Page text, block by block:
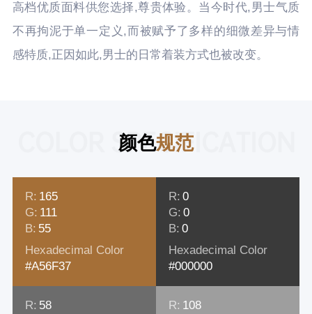
高档优质面料供您选择,尊贵体验。当今时代,男士气质
不再拘泥于单一定义,而被赋予了多样的细微差异与情
感特质,正因如此,男士的日常着装方式也被改变。
颜色规范
COLOR SPECIFICATION
R: 165
G: 111
B: 55
Hexadecimal Color
#A56F37
R: 0
G: 0
B: 0
Hexadecimal Color
#000000
R: 58
R: 108